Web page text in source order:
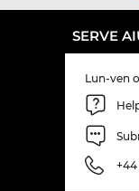
SERVE
Lun-ven
+44